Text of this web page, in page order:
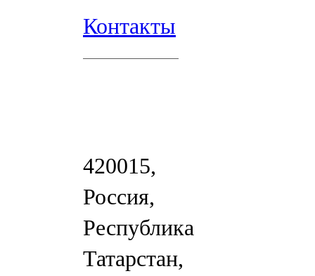
Контакты
420015,
Россия,
Республика
Татарстан,